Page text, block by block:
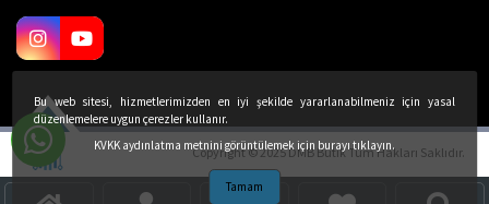
Copyright © 2025 DMB Butik Tüm Hakları Saklıdır.
Bu web sitesi, hizmetlerimizden en iyi şekilde yararlanabilmeniz için yasal
düzenlemelere uygun çerezler kullanır.
KVKK aydınlatma metnini görüntülemek için burayı tıklayın.
Tamam